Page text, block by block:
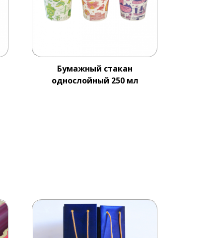
Бумажный стакан
однослойный 250 мл